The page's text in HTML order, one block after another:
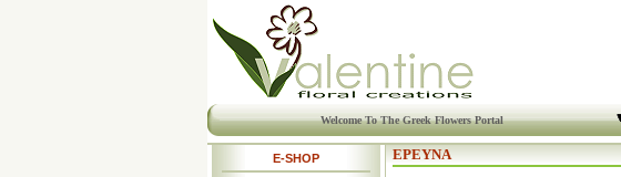
Welcome To The Greek Flowers Portal
E-SHOP
ΕΡΕΥΝΑ